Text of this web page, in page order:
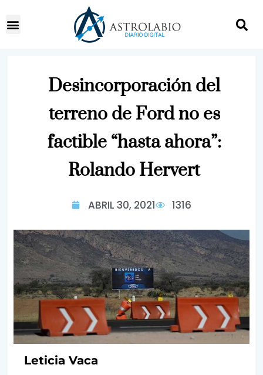
Desincorporación del
terreno de Ford no es
factible “hasta ahora”:
Rolando Hervert
ABRIL 30, 2021 1316
Leticia Vaca